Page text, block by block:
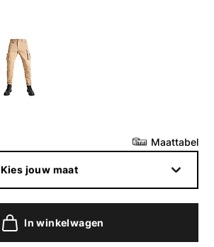
Maattabel
Kies jouw maat
In winkelwagen